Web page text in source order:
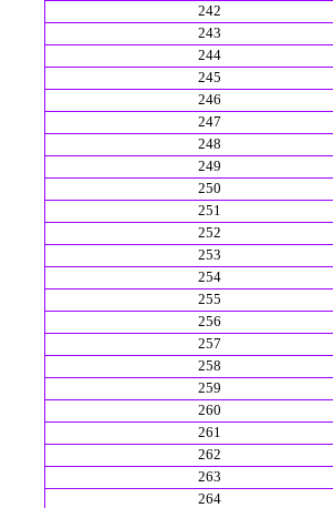
242
243
244
245
246
247
248
249
250
251
252
253
254
255
256
257
258
259
260
261
262
263
264